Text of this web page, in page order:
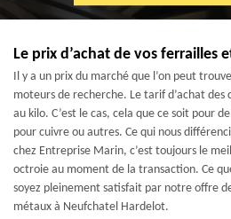
Le prix d’achat de vos ferrailles
Il y a un prix du marché que l’on peut
moteurs de recherche. Le tarif d’achat
au kilo. C’est le cas, cela que ce soit pour
pour cuivre ou autres. Ce qui nous
chez Entreprise Marin, c’est toujours le
octroie au moment de la transaction. Ce
soyez pleinement satisfait par notre offre
métaux à Neufchatel Hardelot.